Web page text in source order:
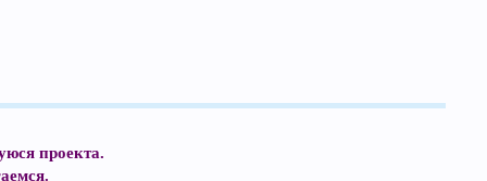
проекта.